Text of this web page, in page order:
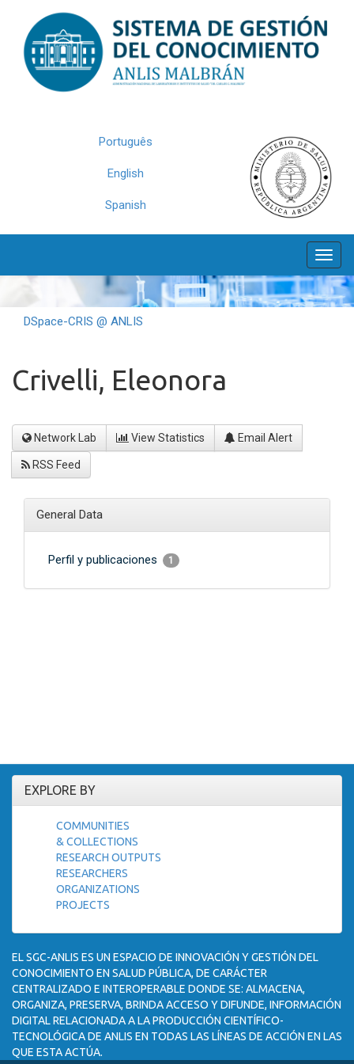
navigation
Português
English
Spanish
DSpace-CRIS @ ANLIS
Crivelli, Eleonora
Network Lab View Statistics Email Alert
RSS Feed
General Data
Perfil y publicaciones 1
EXPLORE BY
COMMUNITIES
& COLLECTIONS
RESEARCH OUTPUTS
RESEARCHERS
ORGANIZATIONS
PROJECTS
EL SGC-ANLIS ES UN ESPACIO DE INNOVACIÓN Y GESTIÓN DEL
CONOCIMIENTO EN SALUD PÚBLICA, DE CARÁCTER
CENTRALIZADO E INTEROPERABLE DONDE SE: ALMACENA,
ORGANIZA, PRESERVA, BRINDA ACCESO Y DIFUNDE, INFORMACIÓN
DIGITAL RELACIONADA A LA PRODUCCIÓN CIENTÍFICO-
TECNOLÓGICA DE ANLIS EN TODAS LAS LÍNEAS DE ACCIÓN EN LAS
QUE ESTA ACTÚA.